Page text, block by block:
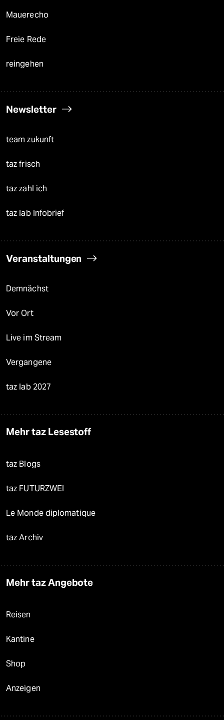
Mauerecho
Freie Rede
reingehen
Newsletter
team zukunft
taz frisch
taz zahl ich
taz lab Infobrief
Veranstaltungen
Demnächst
Vor Ort
Live im Stream
Vergangene
taz lab 2027
Mehr taz Lesestoff
taz Blogs
taz FUTURZWEI
Le Monde diplomatique
taz Archiv
Mehr taz Angebote
Reisen
Kantine
Shop
Anzeigen